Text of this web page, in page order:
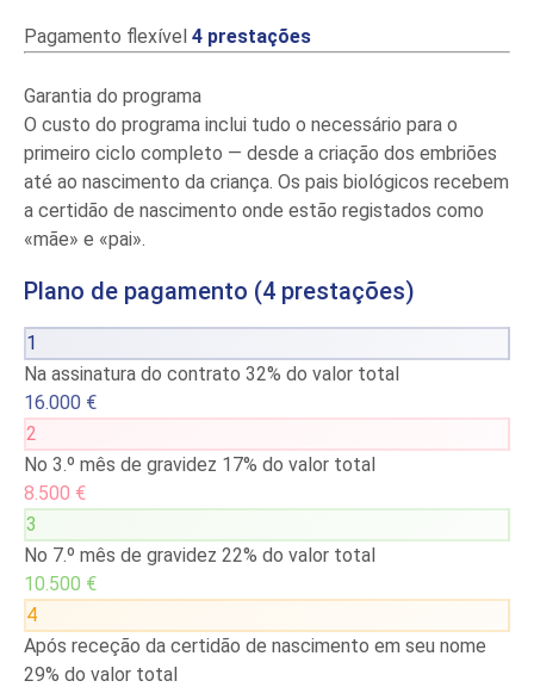
Pagamento flexível 4 prestações
Garantia do programa
O custo do programa inclui tudo o necessário para o
primeiro ciclo completo — desde a criação dos embriões
até ao nascimento da criança. Os pais biológicos recebem
a certidão de nascimento onde estão registados como
«mãe» e «pai».
Plano de pagamento (4 prestações)
1
Na assinatura do contrato 32% do valor total
16.000 €
2
No 3.º mês de gravidez 17% do valor total
8.500 €
3
No 7.º mês de gravidez 22% do valor total
10.500 €
4
Após receção da certidão de nascimento em seu nome
29% do valor total